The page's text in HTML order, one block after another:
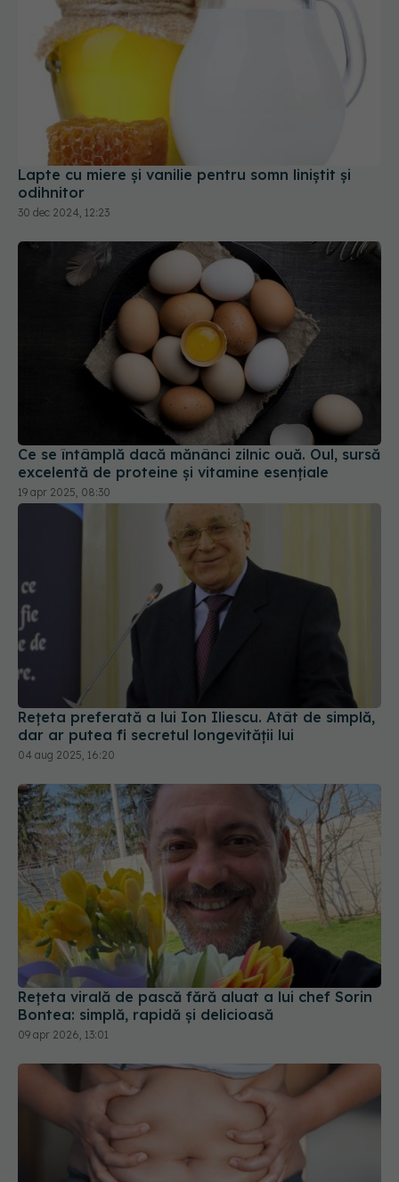
Lapte cu miere și vanilie pentru somn liniștit și
odihnitor
30 dec 2024, 12:23
Ce se întâmplă dacă mănânci zilnic ouă. Oul, sursă
excelentă de proteine și vitamine esențiale
Rețeta preferată a lui Ion Iliescu. Atât de simplă,
dar ar putea fi secretul longevității lui
04 aug 2025, 16:20
Rețeta virală de pască fără aluat a lui chef Sorin
Bontea: simplă, rapidă și delicioasă
09 apr 2026, 13:01